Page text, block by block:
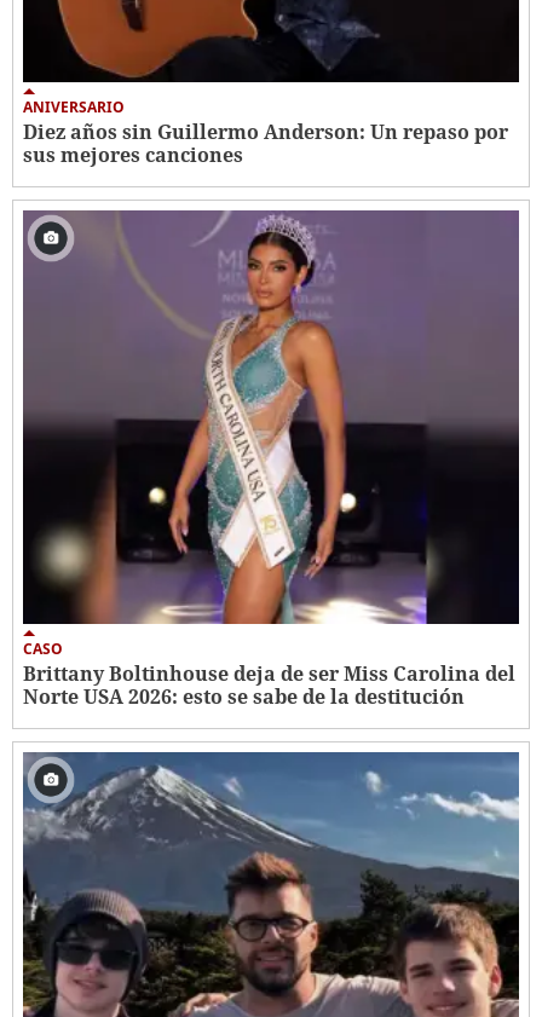
ANIVERSARIO
Diez años sin Guillermo Anderson: Un repaso por
sus mejores canciones
CASO
Brittany Boltinhouse deja de ser Miss Carolina del
Norte USA 2026: esto se sabe de la destitución